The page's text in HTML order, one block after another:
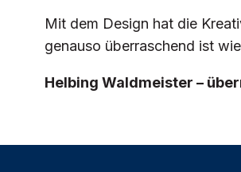
Mit dem Design hat die
genauso überraschend ist
Helbing Waldmeister –